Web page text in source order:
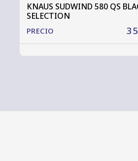
KNAUS SUDWIND 580 QS
SELECTION
PRECIO